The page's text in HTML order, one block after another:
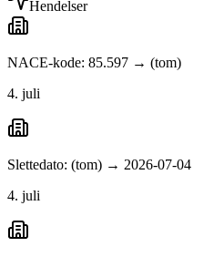
Hendelser
NACE-kode: 85.597 → (tom)
4. juli
Slettedato: (tom) → 2026-07-04
4. juli